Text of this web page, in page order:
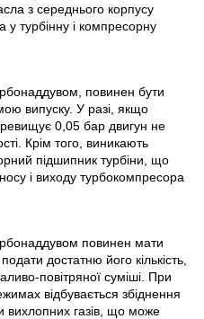
з середнього корпусу
у турбінну і компресорну
повинен бути
випуску. У разі, якщо
0,05 бар двигун не
Крім того, виникають
підшипник турбіни, що
і виходу турбокомпресора
повинен мати
достатню його кількість,
повітряної суміші. При
відбувається збіднення
вихлопних газів, що може